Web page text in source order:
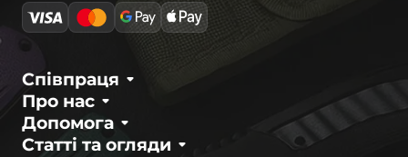
Про нас
Співпраця
Статті та огляди
Допомога